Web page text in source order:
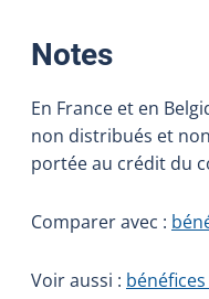
Notes:
En France et en
non distribués et
portée au crédit du
Comparer avec :
Voir aussi :